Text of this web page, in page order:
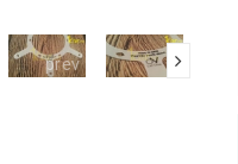
prev